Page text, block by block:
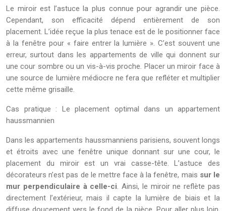
Le miroir est l’astuce la plus connue pour agrandir une pièce.
Cependant, son efficacité dépend entièrement de son
placement. L’idée reçue la plus tenace est de le positionner face
à la fenêtre pour « faire entrer la lumière ». C’est souvent une
erreur, surtout dans les appartements de ville qui donnent sur
une cour sombre ou un vis-à-vis proche. Placer un miroir face à
une source de lumière médiocre ne fera que refléter et multiplier
cette même grisaille.
Cas pratique : Le placement optimal dans un appartement
haussmannien
Dans les appartements haussmanniens parisiens, souvent longs
et étroits avec une fenêtre unique donnant sur une cour, le
placement du miroir est un vrai casse-tête. L’astuce des
décorateurs n’est pas de le mettre face à la fenêtre, mais sur le
mur perpendiculaire à celle-ci. Ainsi, le miroir ne reflète pas
directement l’extérieur, mais il capte la lumière de biais et la